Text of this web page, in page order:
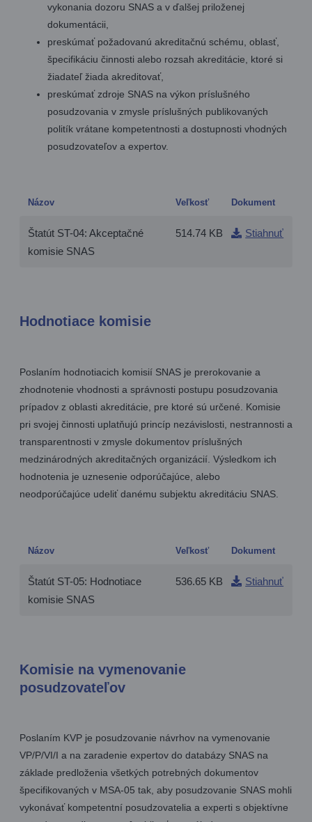
vykonania dozoru SNAS a v ďalšej priloženej
dokumentácii,
preskúmať požadovanú akreditačnú schému, oblasť,
špecifikáciu činnosti alebo rozsah akreditácie, ktoré si
žiadateľ žiada akreditovať,
preskúmať zdroje SNAS na výkon príslušného
posudzovania v zmysle príslušných publikovaných
politík vrátane kompetentnosti a dostupnosti vhodných
posudzovateľov a expertov.
Názov Veľkosť Dokument
Štatút ST-04: Akceptačné
komisie SNAS
514.74 KB Stiahnuť
Hodnotiace komisie
Poslaním hodnotiacich komisií SNAS je prerokovanie a
zhodnotenie vhodnosti a správnosti postupu posudzovania
prípadov z oblasti akreditácie, pre ktoré sú určené. Komisie
pri svojej činnosti uplatňujú princíp nezávislosti, nestrannosti a
transparentnosti v zmysle dokumentov príslušných
medzinárodných akreditačných organizácií. Výsledkom ich
hodnotenia je uznesenie odporúčajúce, alebo
neodporúčajúce udeliť danému subjektu akreditáciu SNAS.
Názov Veľkosť Dokument
Štatút ST-05: Hodnotiace
komisie SNAS
536.65 KB Stiahnuť
Komisie na vymenovanie
posudzovateľov
Poslaním KVP je posudzovanie návrhov na vymenovanie
VP/P/VI/I a na zaradenie expertov do databázy SNAS na
základe predloženia všetkých potrebných dokumentov
špecifikovaných v MSA-05 tak, aby posudzovanie SNAS mohli
vykonávať kompetentní posudzovatelia a experti s objektívne